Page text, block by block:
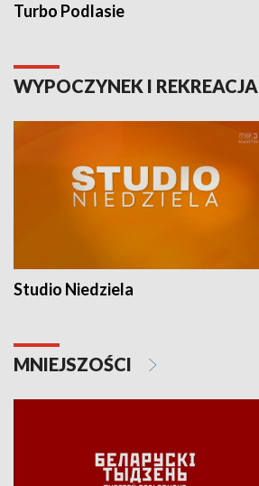
Turbo Podlasie
WYPOCZYNEK I REKREACJA
Studio Niedziela
MNIEJSZOŚCI